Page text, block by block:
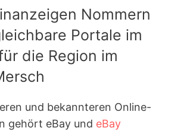
Nommern
Portale im
die Region im
und bekannteren Online-
gehört eBay und eBay